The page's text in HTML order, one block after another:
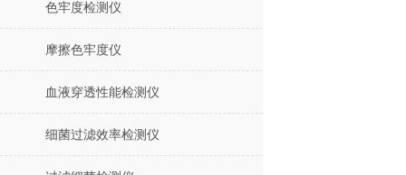
色牢度检测仪
摩擦色牢度仪
血液穿透性能检测仪
细菌过滤效率检测仪